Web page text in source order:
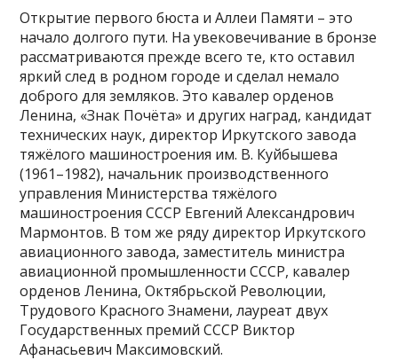
Открытие первого бюста и Аллеи Памяти – это
начало долгого пути. На увековечивание в бронзе
рассматриваются прежде всего те, кто оставил
яркий след в родном городе и сделал немало
доброго для земляков. Это кавалер орденов
Ленина, «Знак Почёта» и других наград, кандидат
технических наук, директор Иркутского завода
тяжёлого машиностроения им. В. Куйбышева
(1961–1982), начальник производственного
управления Министерства тяжёлого
машиностроения СССР Евгений Александрович
Мармонтов. В том же ряду директор Иркутского
авиационного завода, заместитель министра
авиационной промышленности СССР, кавалер
орденов Ленина, Октябрьской Революции,
Трудового Красного Знамени, лауреат двух
Государственных премий СССР Виктор
Афанасьевич Максимовский.